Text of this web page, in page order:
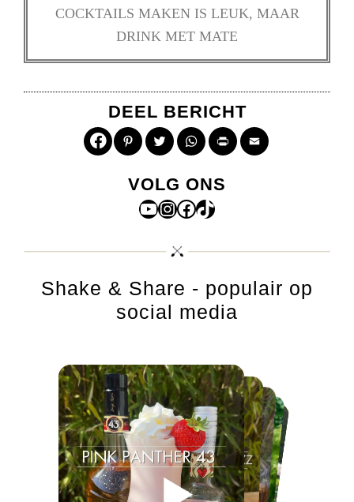
COCKTAILS MAKEN IS LEUK, MAAR
DRINK MET MATE
DEEL BERICHT
PinterestTwitterWhatsApp
Print
VOLG ONS
YouTube
Instagram
Facebook
TikTok
Shake & Share - populair op
social media